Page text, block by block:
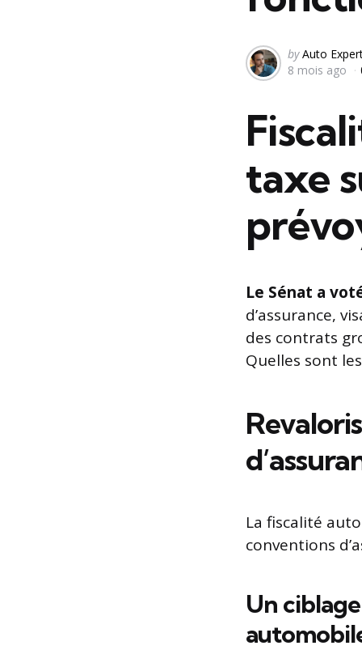
Posted
by
by Auto
8 mois ago
taxe
Le Sénat a
d’assurance,
des contrats
Quelles sont
La fiscalité
conventions
Un